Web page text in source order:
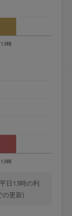
13時
13時
日13時の利
の更新)